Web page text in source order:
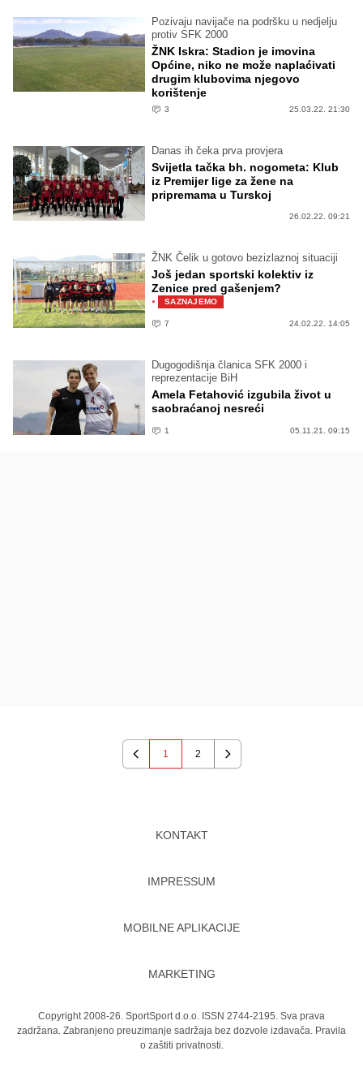
Pozivaju navijače na podršku u nedjelju
protiv SFK 2000
ŽNK Iskra: Stadion je imovina
Općine, niko ne može naplaćivati
drugim klubovima njegovo
korištenje
3 25.03.22. 21:30
Danas ih čeka prva provjera
Svijetla tačka bh. nogometa: Klub
iz Premijer lige za žene na
pripremama u Turskoj
26.02.22. 09:21
ŽNK Čelik u gotovo bezizlaznoj situaciji
Još jedan sportski kolektiv iz
Zenice pred gašenjem?
· SAZNAJEMO
7 24.02.22. 14:05
Dugogodišnja članica SFK 2000 i
reprezentacije BiH
Amela Fetahović izgubila život u
saobraćanoj nesreći
1 05.11.21. 09:15
Previous
1 2
Next
KONTAKT
IMPRESSUM
MOBILNE APLIKACIJE
MARKETING
Copyright 2008-26. SportSport d.o.o. ISSN 2744-2195. Sva prava
zadržana. Zabranjeno preuzimanje sadržaja bez dozvole izdavača. Pravila
o zaštiti privatnosti.